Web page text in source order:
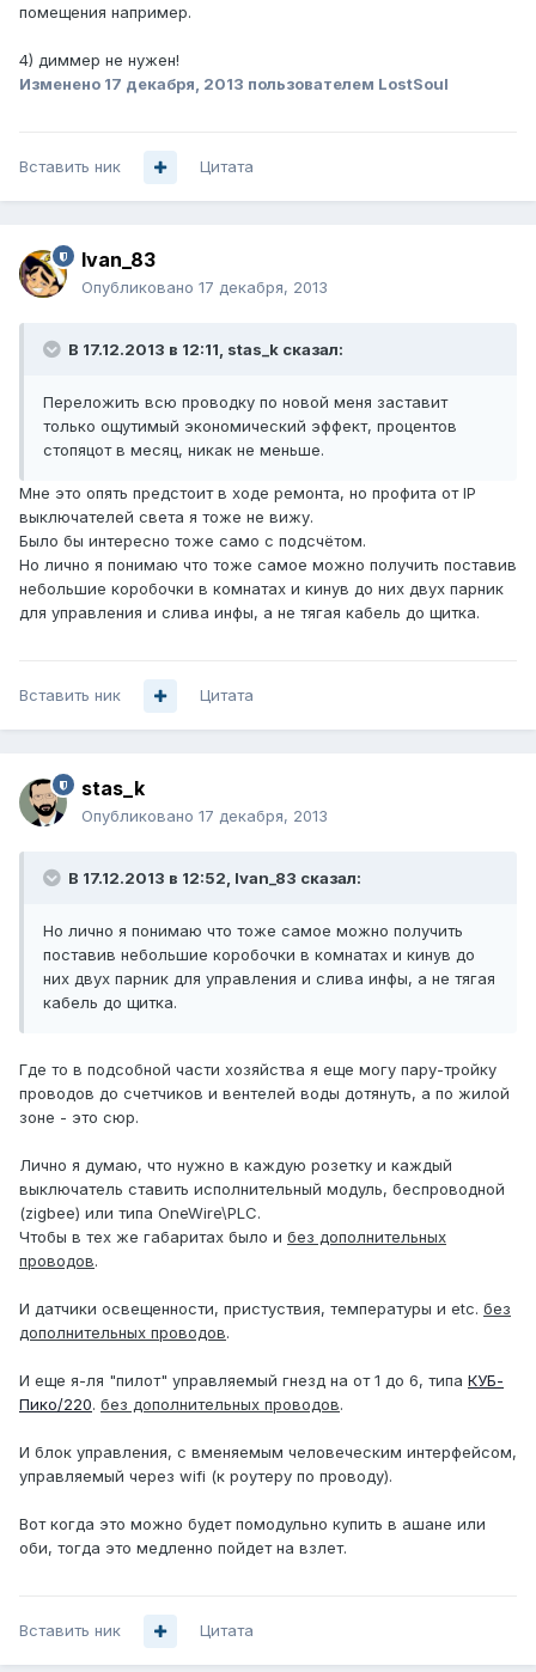
помещения например.
4) диммер не нужен!
Изменено 17 декабря, 2013 пользователем LostSoul
Вставить ник Цитата
Ivan_83
Опубликовано 17 декабря, 2013
В 17.12.2013 в 12:11, stas_k сказал:
Переложить всю проводку по новой меня заставит
только ощутимый экономический эффект, процентов
стопяцот в месяц, никак не меньше.
Мне это опять предстоит в ходе ремонта, но профита от IP
выключателей света я тоже не вижу.
Было бы интересно тоже само с подсчётом.
Но лично я понимаю что тоже самое можно получить поставив
небольшие коробочки в комнатах и кинув до них двух парник
для управления и слива инфы, а не тягая кабель до щитка.
Вставить ник Цитата
stas_k
Опубликовано 17 декабря, 2013
В 17.12.2013 в 12:52, Ivan_83 сказал:
Но лично я понимаю что тоже самое можно получить
поставив небольшие коробочки в комнатах и кинув до
них двух парник для управления и слива инфы, а не тягая
кабель до щитка.
Где то в подсобной части хозяйства я еще могу пару-тройку
проводов до счетчиков и вентелей воды дотянуть, а по жилой
зоне - это сюр.
Лично я думаю, что нужно в каждую розетку и каждый
выключатель ставить исполнительный модуль, беспроводной
(zigbee) или типа OneWire\PLC.
Чтобы в тех же габаритах было и без дополнительных
проводов.
И датчики освещенности, пристуствия, температуры и etc. без
дополнительных проводов.
И еще я-ля "пилот" управляемый гнезд на от 1 до 6, типа КУБ-
Пико/220. без дополнительных проводов.
И блок управления, с вменяемым человеческим интерфейсом,
управляемый через wifi (к роутеру по проводу).
Вот когда это можно будет помодульно купить в ашане или
оби, тогда это медленно пойдет на взлет.
Вставить ник Цитата